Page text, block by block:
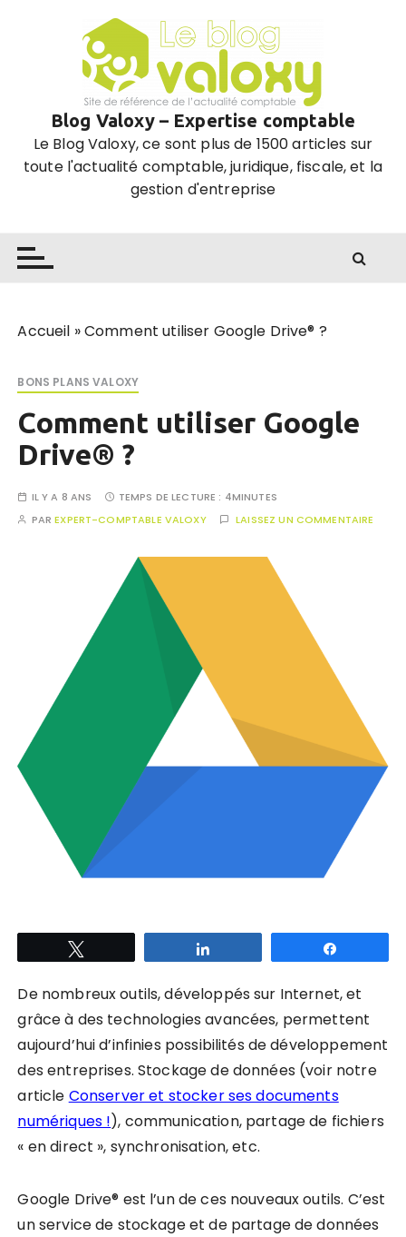
Blog Valoxy – Expertise comptable
Le Blog Valoxy, ce sont plus de 1500 articles sur
toute l'actualité comptable, juridique, fiscale, et la
gestion d'entreprise
Accueil »Comment utiliser Google Drive® ?
BONS PLANS VALOXY
Comment utiliser Google
Drive® ?
IL Y A 8 ANS TEMPS DE LECTURE : 4MINUTES
PAREXPERT-COMPTABLE VALOXY LAISSEZ UN COMMENTAIRE
De nombreux outils, développés sur Internet, et
grâce à des technologies avancées, permettent
aujourd’hui d’infinies possibilités de développement
des entreprises. Stockage de données (voir notre
article Conserver et stocker ses documents
numériques !), communication, partage de fichiers
« en direct », synchronisation, etc.
Google Drive® est l’un de ces nouveaux outils. C’est
un service de stockage et de partage de données